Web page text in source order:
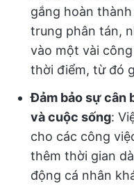
gắng hoàn
trung phân tán,
vào một vài
thời điểm, từ đó
Đảm bảo sự cân
và cuộc sống:
cho các công
thêm thời gian
động cá nhân